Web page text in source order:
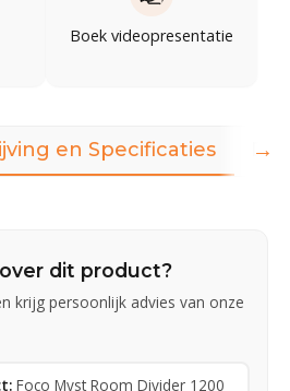
Boek videopresentatie
en Specificaties
dit product?
krijg persoonlijk advies van onze
Foco Myst Room Divider 1200
→